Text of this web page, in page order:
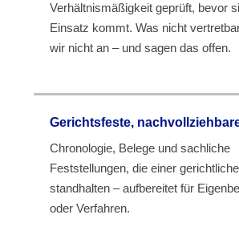
Verhältnismäßigkeit geprüft, bevor
Einsatz kommt. Was nicht
wir nicht an – und sagen das offen.
Gerichtsfeste,
Chronologie, Belege und sachliche
Feststellungen, die einer
standhalten – aufbereitet für
oder Verfahren.